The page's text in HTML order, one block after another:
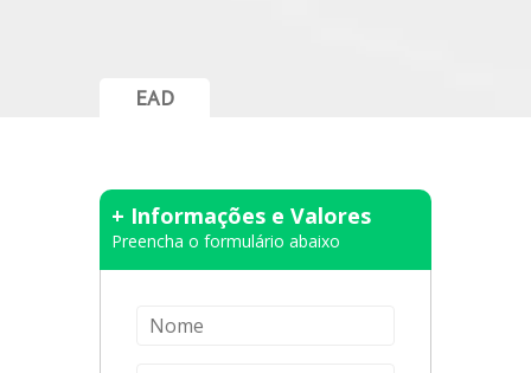
EAD
+ Informações e Valores
Preencha o formulário abaixo